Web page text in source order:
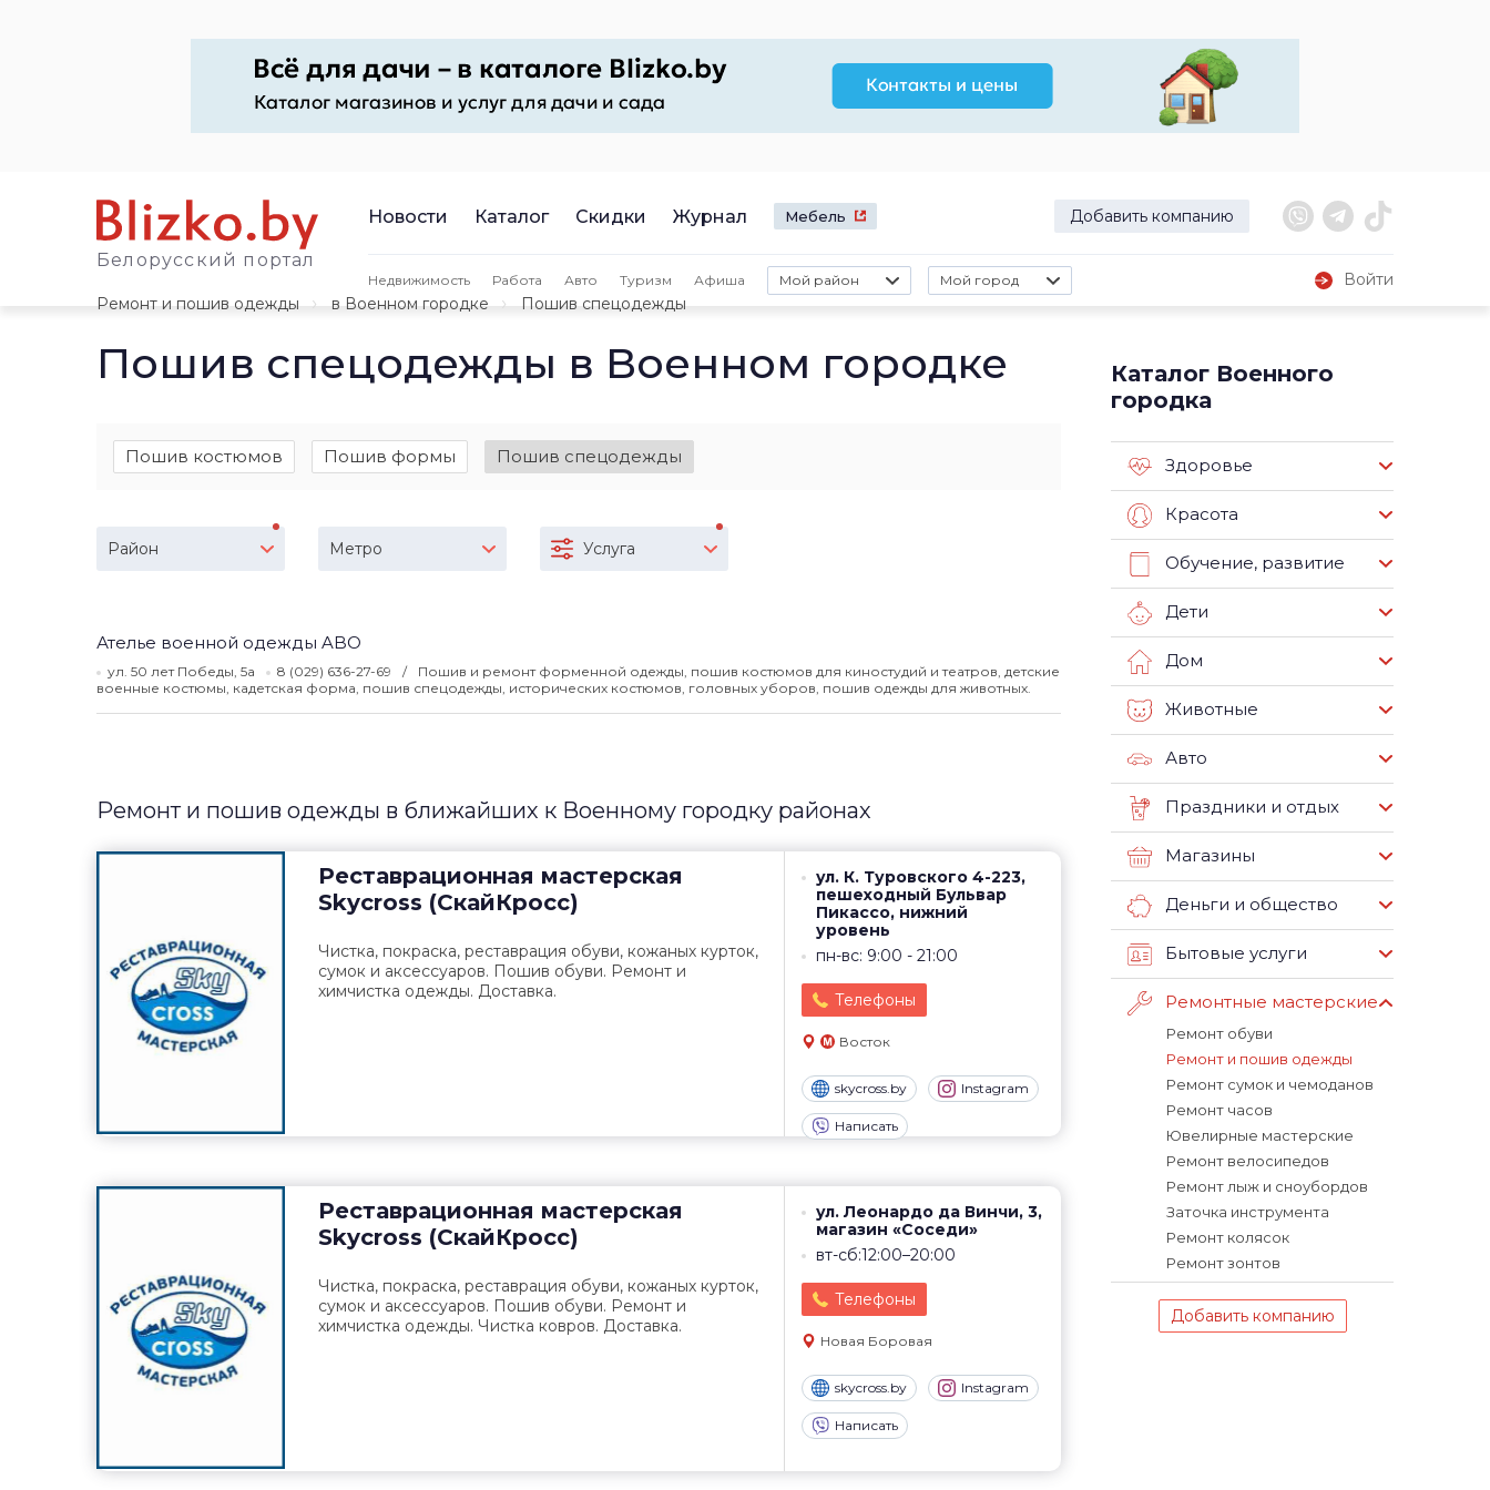
Белорусский портал
Новости Каталог Скидки Журнал Мебель Добавить компанию
Недвижимость Работа Авто Туризм Афиша Мой район Мой город
Войти
Ремонт и пошив одежды
в Военном городке Пошив спецодежды
Пошив спецодежды в Военном городке
Пошив костюмов Пошив формы Пошив спецодежды
Район Метро Услуга
Ателье военной одежды ABO
ул. 50 лет Победы, 5а 8 (029) 636-27-69
Пошив и ремонт форменной одежды, пошив костюмов для киностудий и театров, детские
военные костюмы, кадетская форма, пошив спецодежды, исторических костюмов, головных уборов, пошив одежды для животных.
Ремонт и пошив одежды в ближайших к Военному городку районах
Реставрационная мастерская
Skycross (СкайКросс)
ул. К. Туровского 4-223,
пешеходный Бульвар
Пикассо, нижний
уровень
пн-вс: 9:00 - 21:00
Телефоны
Восток
skycross.by Instagram
Написать
Чистка, покраска, реставрация обуви, кожаных курток,
сумок и аксессуаров. Пошив обуви. Ремонт и
химчистка одежды. Доставка.
Реставрационная мастерская
Skycross (СкайКросс)
ул. Леонардо да Винчи, 3,
магазин «Соседи»
вт-сб:12:00–20:00
Телефоны
Новая Боровая
skycross.by Instagram
Написать
Чистка, покраска, реставрация обуви, кожаных курток,
сумок и аксессуаров. Пошив обуви. Ремонт и
химчистка одежды. Чистка ковров. Доставка.
Каталог Военного
городка
Здоровье
Красота
Обучение, развитие
Дети
Дом
Животные
Авто
Праздники и отдых
Магазины
Деньги и общество
Бытовые услуги
Ремонтные мастерские
Ремонт обуви
Ремонт и пошив одежды
Ремонт сумок и чемоданов
Ремонт часов
Ювелирные мастерские
Ремонт велосипедов
Ремонт лыж и сноубордов
Заточка инструмента
Ремонт колясок
Ремонт зонтов
Добавить компанию